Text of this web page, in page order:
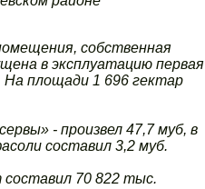
собственная
в эксплуатацию первая
На площади 1 696 гектар
- произвел 47,7 муб, в
составил 3,2 муб.
70 822 тыс.